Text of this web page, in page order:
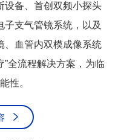
备、首创双频小探头
子支气管镜系统，以及
、血管内双模成像系统
全流程解决方案，为临
性。